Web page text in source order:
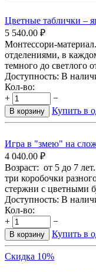
Цветные таблички –
5 540.00 ₽
Монтессори-
отделениями, в
темного до светлого
Доступность: В
Кол-во:
+
−
В корзину Купить в
Игра в "змею" на
4 040.00 ₽
Возраст: от 5 до 7
три коробочки
стержни с цветными
Доступность: В
Кол-во:
+
−
В корзину Купить в
Скидка 10%